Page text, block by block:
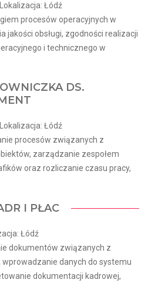
Łódź
procesów operacyjnych w
jakości obsługi, zgodności realizacji
i technicznego w
DS.
Łódź
procesów związanych z
zarządzanie zespołem
oraz rozliczanie czasu pracy,
I PŁAC
Łódź
dokumentów związanych z
danych do systemu
dokumentacji kadrowej,